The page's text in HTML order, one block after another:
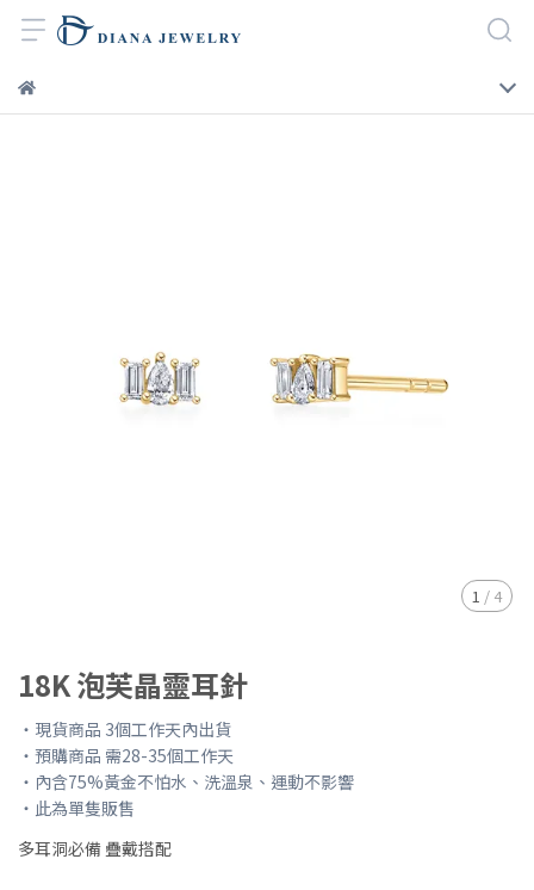
1 / 4
18K 泡芙晶靈耳針
・現貨商品 3個工作天內出貨
・預購商品 需28-35個工作天
・內含75%黃金不怕水、洗溫泉、運動不影響
・此為單隻販售
多耳洞必備 疊戴搭配